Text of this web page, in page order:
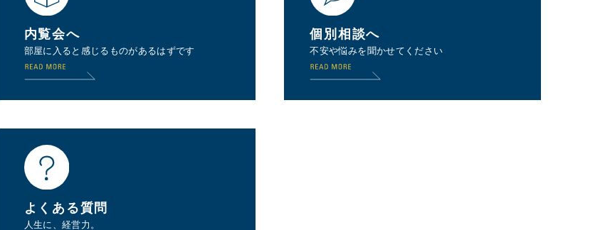
内覧会へ
部屋に入ると感じるものがあるはずです
個別相談へ
不安や悩みを聞かせてください
よくある質問
人生に、経営力。